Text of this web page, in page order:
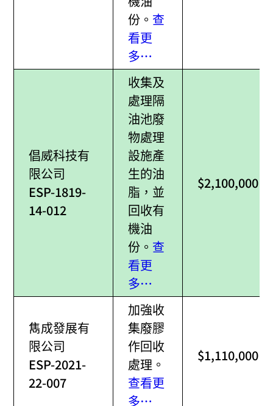
份。 查
看更
多…
倡威科技有
限公司
ESP-1819-
14-012
收集及
處理隔
油池廢
物處理
設施產
生的油
脂，並
回收有
機油
份。 查
看更
多…
$2,100,000
雋成發展有
限公司
ESP-2021-
22-007
加強收
集廢膠
作回收
處理。
查看更
多…
$1,110,000